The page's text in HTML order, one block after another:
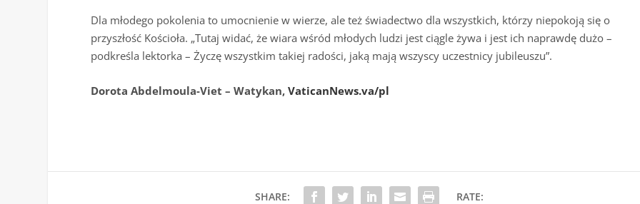
Dla młodego pokolenia to umocnienie w wierze, ale też świadectwo dla wszystkich, którzy niepokoją się o
przyszłość Kościoła. „Tutaj widać, że wiara wśród młodych ludzi jest ciągle żywa i jest ich naprawdę dużo –
podkreśla lektorka – Życzę wszystkim takiej radości, jaką mają wszyscy uczestnicy jubileuszu”.
Dorota Abdelmoula-Viet – Watykan,VaticanNews.va/pl
SHARE: RATE: